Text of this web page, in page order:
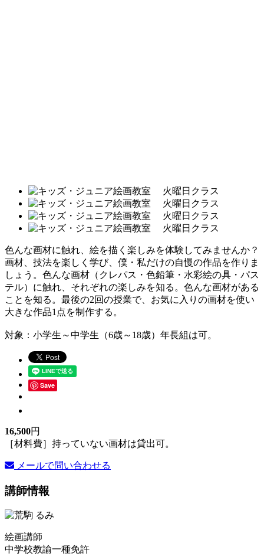
色んな画材に触れ、絵を描く楽しみを体験してみませんか？
画材、技法を楽しく学び、僕・私だけの自慢の作品を作りま
しょう。色んな画材（クレパス・色鉛筆・水彩絵の具・パス
テル）に触れ、それぞれの楽しみを知る。色んな画材がある
ことを知る。最後の2回の授業で、お気に入りの画材を使い
大きな作品1点を制作する。
対象：小学生～中学生（6歳～18歳）年長組は可。
Save
16,500円
［材料費］持っていない画材は貸出可。
メールで問い合わせる
講師情報
絵画講師
中学校教諭一種免許